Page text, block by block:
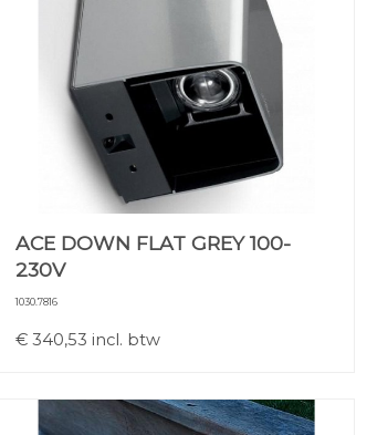
ACE DOWN FLAT GREY 100-
230V
1030.7816
€340,53 incl. btw